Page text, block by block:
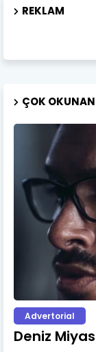
REKLAM
ÇOK
Advertorial
Deniz